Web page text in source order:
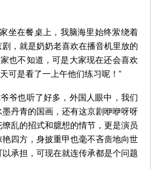
在餐桌上，我脑海里始终萦绕着
，就是奶奶老喜欢在播音机里放的
也不知道，可是大家现在还会喜欢
可是看了一上午他们练习呢！”
爷也听了好多，外国人眼中，我们
丹青的国画，还有这京剧咿咿呀呀
乱的招式和臆想的情节，更是演员
四方，身披重甲也毫不吝啬地向世
承担，可现在就连传承都是个问题